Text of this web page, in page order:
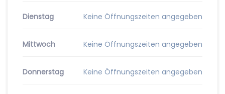
Dienstag Keine Öffnungszeiten angegeben
Mittwoch Keine Öffnungszeiten angegeben
Donnerstag Keine Öffnungszeiten angegeben